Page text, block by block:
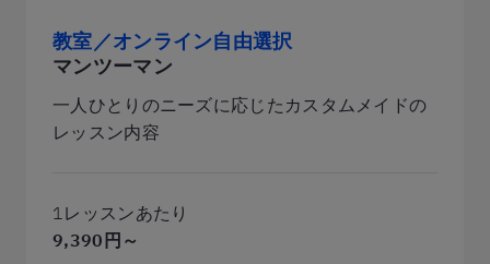
教室／オンライン自由選択
マンツーマン
一人ひとりのニーズに応じたカスタムメイドの
レッスン内容
1レッスンあたり
9,390円～